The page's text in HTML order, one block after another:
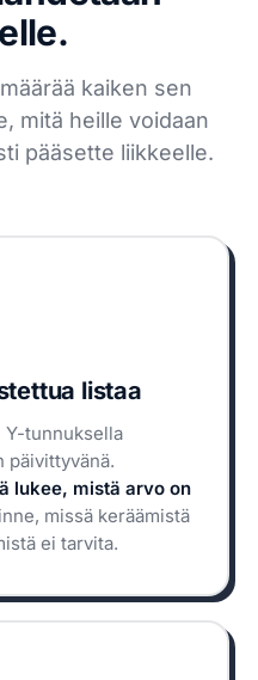
kaiken sen
mitä heille voidaan
pääsette liikkeelle.
listaa
Y-tunnuksella
päivittyvänä.
lukee, mistä arvo on
missä keräämistä
ei tarvita.